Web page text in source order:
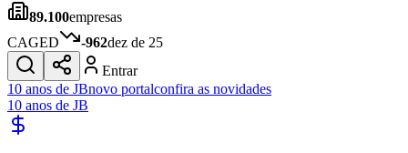
Gastronomia
Cinema & Shows
JogosNovo
Para Sua Empresa
89.100empresas
CAGED
-962dez de 25
Entrar
10 anos de JBnovo portalconfira as novidades
10 anos de JB